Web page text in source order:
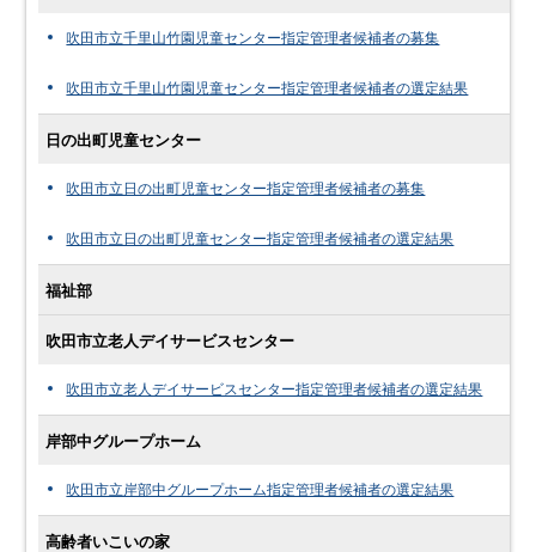
吹田市立千里山竹園児童センター指定管理者候補者の募集
吹田市立千里山竹園児童センター指定管理者候補者の選定結果
日の出町児童センター
吹田市立日の出町児童センター指定管理者候補者の募集
吹田市立日の出町児童センター指定管理者候補者の選定結果
福祉部
吹田市立老人デイサービスセンター
吹田市立老人デイサービスセンター指定管理者候補者の選定結果
岸部中グループホーム
吹田市立岸部中グループホーム指定管理者候補者の選定結果
高齢者いこいの家